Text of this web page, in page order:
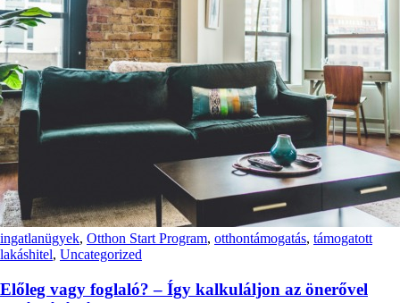
ingatlanügyek, Otthon Start Program, otthontámogatás, támogatott
lakáshitel, Uncategorized
Előleg vagy foglaló? – Így kalkuláljon az önerővel